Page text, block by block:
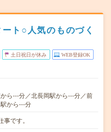
ト○人気のものづく
土日祝日が休み WEB登録OK
ら---分／北長岡駅から---分／前
から---分
です。